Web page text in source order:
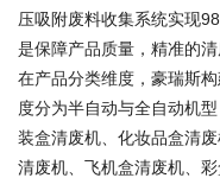
压吸附废料收集系统实现
是保障产品质量，精准的清
在产品分类维度，豪瑞斯
度分为半自动与全自动机
装盒清废机、化妆品盒清
清废机、飞机盒清废机、